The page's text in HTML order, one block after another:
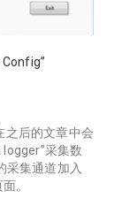
之后的文章中会
采集数
采集通道加入
。